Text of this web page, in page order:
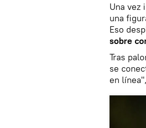
Una vez
una
Eso
sobre
Tras
se
en